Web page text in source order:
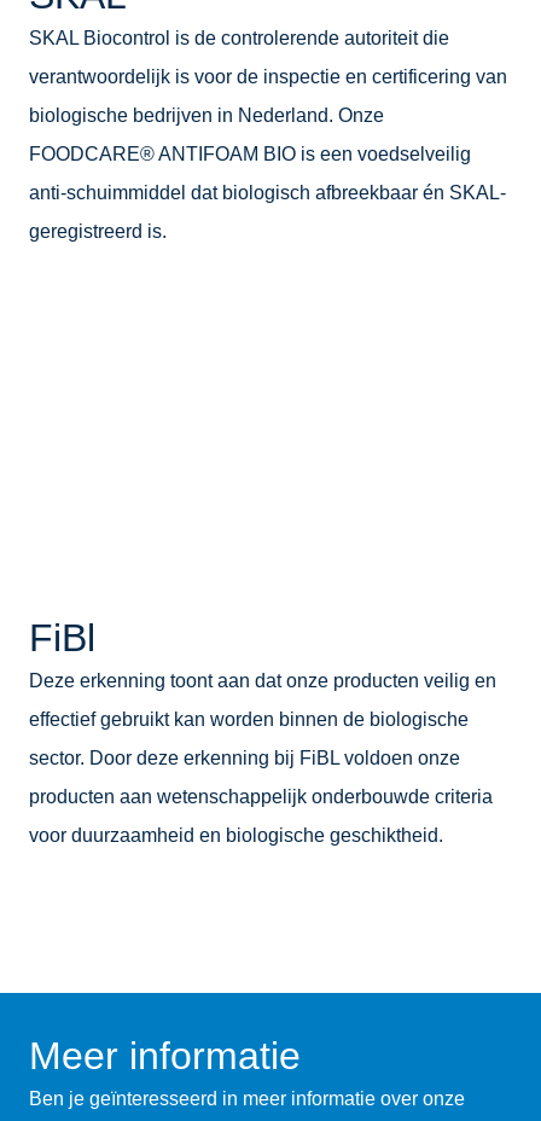
SKAL Biocontrol is de controlerende autoriteit die
verantwoordelijk is voor de inspectie en certificering van
biologische bedrijven in Nederland. Onze
FOODCARE® ANTIFOAM BIO is een voedselveilig
anti-schuimmiddel dat biologisch afbreekbaar én SKAL-
geregistreerd is.
FiBl
Deze erkenning toont aan dat onze producten veilig en
effectief gebruikt kan worden binnen de biologische
sector. Door deze erkenning bij FiBL voldoen onze
producten aan wetenschappelijk onderbouwde criteria
voor duurzaamheid en biologische geschiktheid.
Meer informatie
Ben je geïnteresseerd in meer informatie over onze